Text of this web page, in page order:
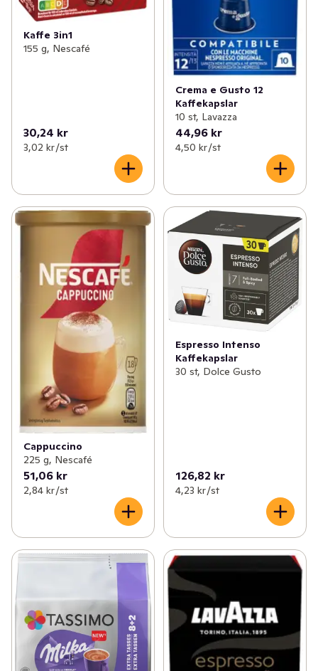
Kaffe 3in1
155 g, Nescafé
30,24 kr
3,02 kr /st
Crema e Gusto 12
Kaffekapslar
10 st, Lavazza
44,96 kr
4,50 kr /st
Cappuccino
225 g, Nescafé
51,06 kr
2,84 kr /st
Espresso Intenso
Kaffekapslar
30 st, Dolce Gusto
126,82 kr
4,23 kr /st